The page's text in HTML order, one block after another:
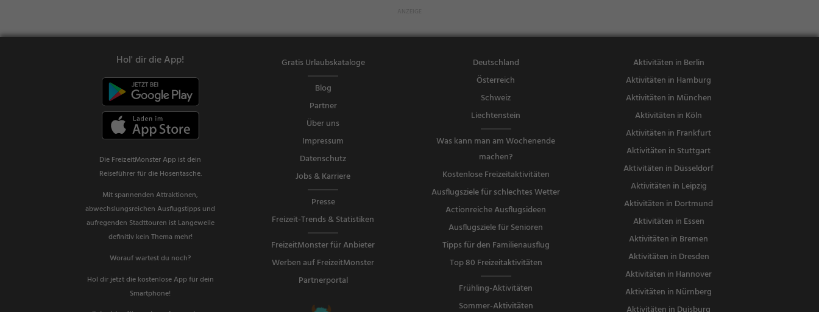
Hol' dir die App!
Die FreizeitMonster App ist dein
Reiseführer für die Hosentasche.
Mit spannenden Attraktionen,
abwechslungsreichen Ausflugstipps und
aufregenden Stadttouren ist Langeweile
definitiv kein Thema mehr!
Worauf wartest du noch?
Hol dir jetzt die kostenlose App für dein
Smartphone!
Gratis Urlaubskataloge
Blog
Partner
Über uns
Impressum
Datenschutz
Jobs & Karriere
Presse
Freizeit-Trends & Statistiken
FreizeitMonster für Anbieter
Werben auf FreizeitMonster
Partnerportal
Deutschland
Österreich
Schweiz
Liechtenstein
Was kann man am Wochenende
machen?
Kostenlose Freizeitaktivitäten
Ausflugsziele für schlechtes Wetter
Actionreiche Ausflugsideen
Ausflugsziele für Senioren
Tipps für den Familienausflug
Top 80 Freizeitaktivitäten
Frühling-Aktivitäten
Sommer-Aktivitäten
Aktivitäten in Berlin
Aktivitäten in Hamburg
Aktivitäten in München
Aktivitäten in Köln
Aktivitäten in Frankfurt
Aktivitäten in Stuttgart
Aktivitäten in Düsseldorf
Aktivitäten in Leipzig
Aktivitäten in Dortmund
Aktivitäten in Essen
Aktivitäten in Bremen
Aktivitäten in Dresden
Aktivitäten in Hannover
Aktivitäten in Nürnberg